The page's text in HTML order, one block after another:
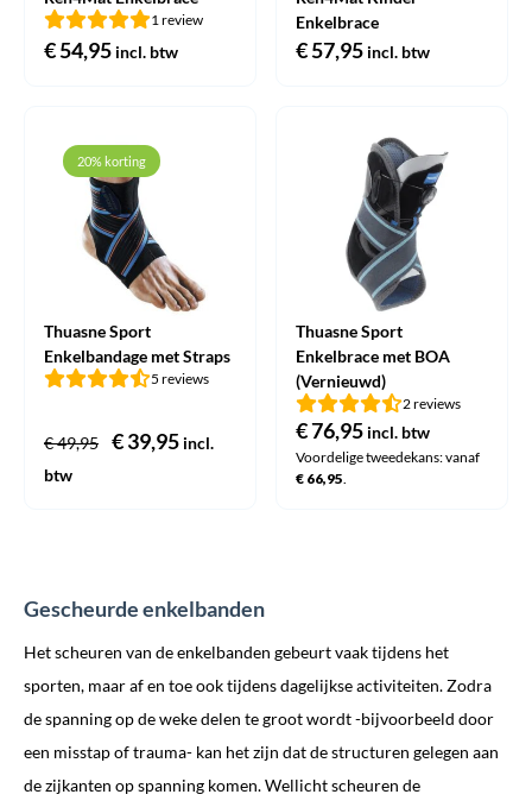
1 review
€54,95 incl. btw
Enkelbrace
€57,95 incl. btw
20% korting
Thuasne Sport
Enkelbandage met Straps
5 reviews
€49,95
Oorspronkelijke
€39,95Huidige
incl.
btw
Thuasne Sport
Enkelbrace met BOA
(Vernieuwd)
2 reviews
€76,95 incl. btw
Voordelige tweedekans: vanaf
€ 66,95.
Gescheurde enkelbanden
Het scheuren van de enkelbanden gebeurt vaak tijdens het
sporten, maar af en toe ook tijdens dagelijkse activiteiten. Zodra
de spanning op de weke delen te groot wordt -bijvoorbeeld door
een misstap of trauma- kan het zijn dat de structuren gelegen aan
de zijkanten op spanning komen. Wellicht scheuren de